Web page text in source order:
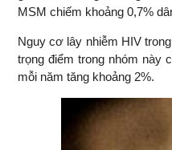
MSM chiếm khoảng 0,7%
Nguy cơ lây nhiễm HIV
trọng điểm trong nhóm này
mỗi năm tăng khoảng 2%.